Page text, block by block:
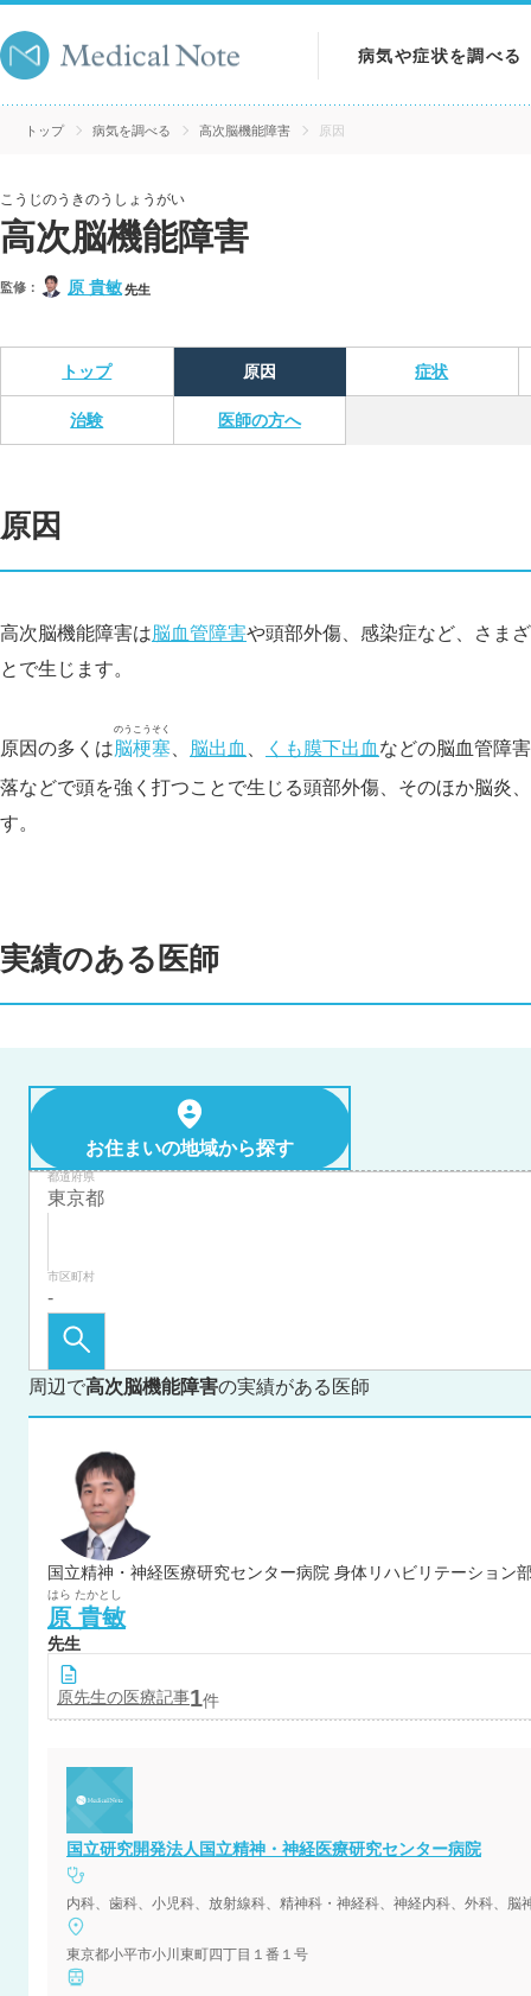
病気や症状を調べる
病気を調べる
トップ 病気を調べる 高次脳機能障害 原因
こうじのうきのうしょうがい
高次脳機能障害
監修： 原 貴敏先生
トップ 原因 症状
治験 医師の方へ
原因
高次脳機能障害は脳血管障害や頭部外傷、感染症など、さま
とで生じます。
原因の多くは脳梗塞
のうこうそく
、 脳出血 、 くも膜下出血などの脳血管障
落などで頭を強く打つことで生じる頭部外傷、そのほか脳炎、
す。
実績のある医師
お住まいの地域から探す
都道府県
市区町村
周辺で高次脳機能障害の実績がある医師
国立精神・神経医療研究センター病院 身体リハビリテーション
はら たかとし
原 貴敏
先生
原先生の医療記事1件
国立研究開発法人国立精神・神経医療研究センター病院
内科、歯科、小児科、放射線科、精神科・神経科、神経内科、外科、
東京都小平市小川東町四丁目１番１号